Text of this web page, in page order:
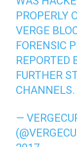
PROPERLY
VERGE
FORENSIC
REPORTED
FURTHER
CHANNELS.
—